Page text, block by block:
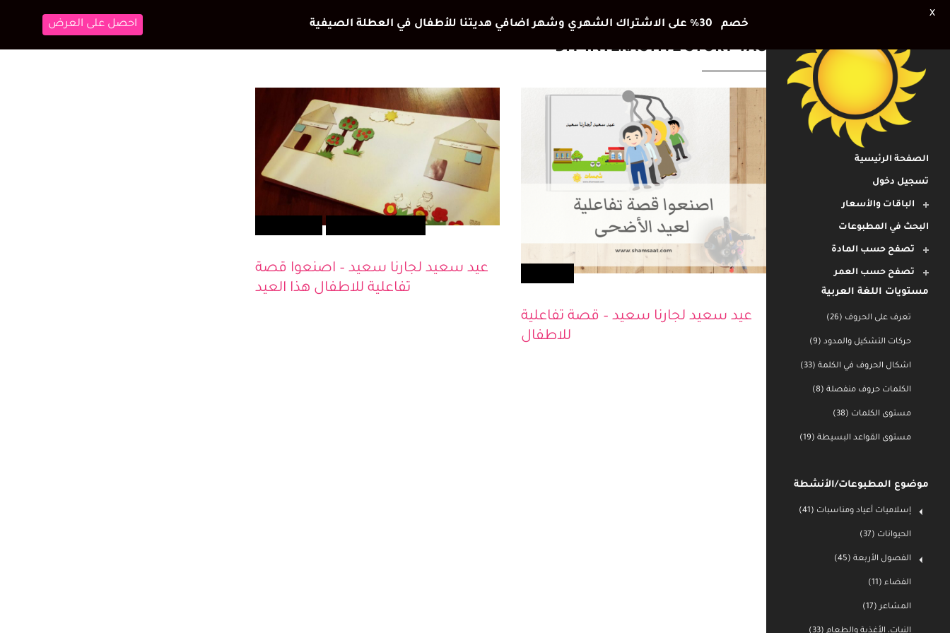
الصفحة الرئيسية
تسجيل دخول
الباقات والأسعار
البحث في المطبوعات
تصفح حسب المادة
تصفح حسب العمر
مستويات اللغة العربية
تعرف على الحروف (26)
حركات التشكيل والمدود (9)
اشكال الحروف في الكلمة (33)
الكلمات حروف منفصلة (8)
مستوى الكلمات (38)
مستوى القواعد البسيطة (19)
موضوع المطبوعات/الأنشطة
إسلاميات أعياد ومناسبات (41)
الحيوانات (37)
الفصول الأربعة (45)
الفضاء (11)
المشاعر (17)
أطفالك
عيد سعيد لجارنا سعيد – قصة تفاعلية
اصنعيها مع طفلك تعلم ولعب
عيد سعيد لجارنا سعيد – اصنعوا قصة
خصم 30٪ على الاشتراك الشهري وشهر اضافي هديتنا للأطفال في العطلة الصيفية احصل على العرض
X